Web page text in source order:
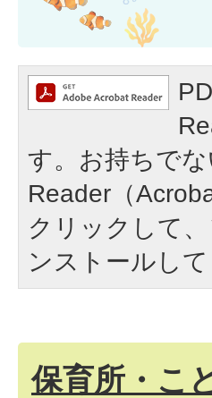
す。お持ちで
Reader（
クリックして
ンストールして
保育所・こ